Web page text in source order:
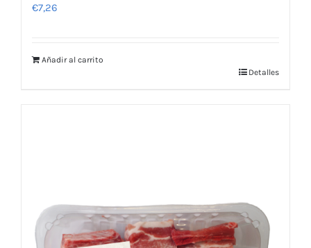
€7,26
Añadir al carrito
Detalles